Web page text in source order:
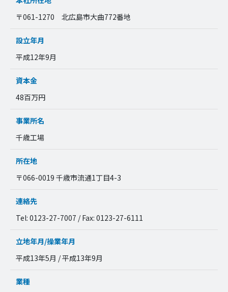
〒061-1270 北広島市大曲772番地
設立年月
平成12年9月
資本金
48百万円
事業所名
千歳工場
所在地
〒066-0019 千歳市流通1丁目4-3
連絡先
Tel: 0123-27-7007 / Fax: 0123-27-6111
立地年月/操業年月
平成13年5月 / 平成13年9月
業種